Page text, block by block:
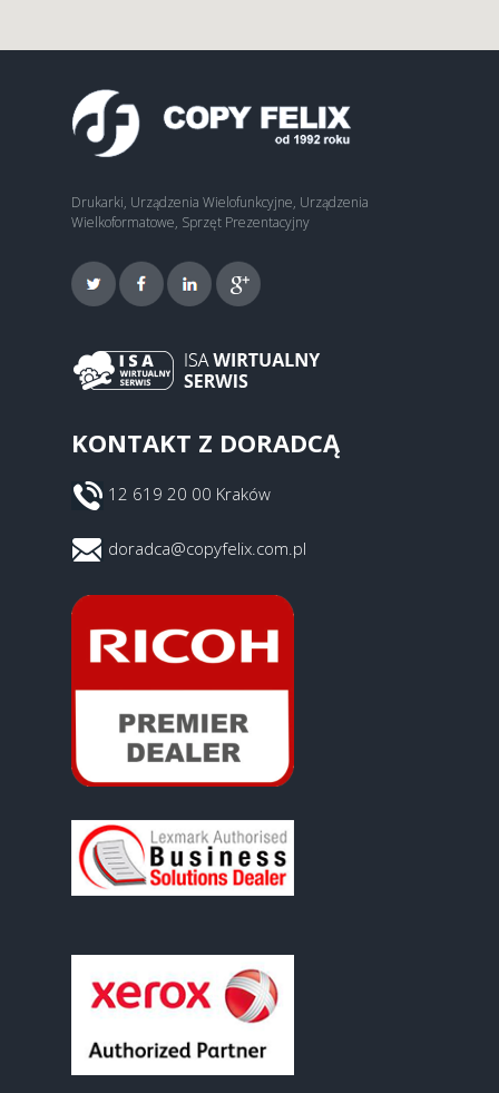
Drukarki, Urządzenia Wielofunkcyjne, Urządzenia
Wielkoformatowe, Sprzęt Prezentacyjny
KONTAKT Z DORADCĄ
12 619 20 00 Kraków
doradca@copyfelix.com.pl